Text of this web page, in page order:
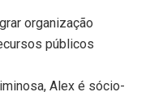
organização
públicos
Alex é sócio-